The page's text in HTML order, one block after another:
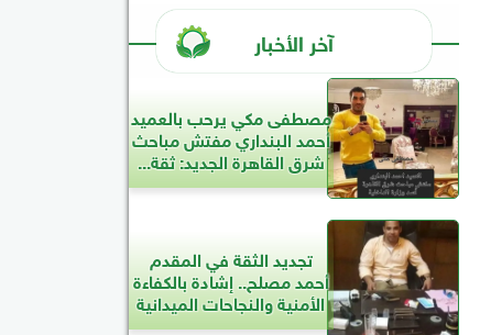
آخر الأخبار
مصطفى مكي يرحب بالعميد
أحمد البنداري مفتش مباحث
شرق القاهرة الجديد: ثقة...
تجديد الثقة في المقدم
أحمد مصلح.. إشادة بالكفاءة
الأمنية والنجاحات الميدانية